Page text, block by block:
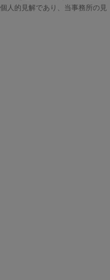
人的見解であり、当事務所の見